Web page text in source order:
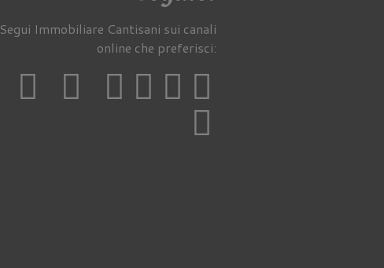
Segui Immobiliare Cantisani sui canali
online che preferisci: